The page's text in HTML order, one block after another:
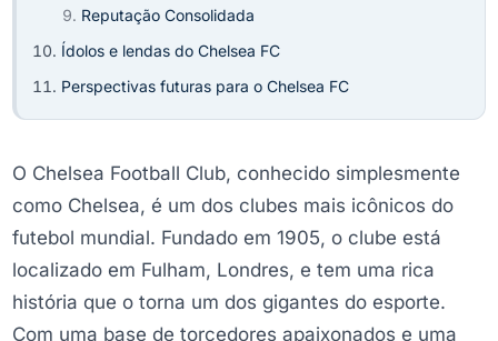
Reputação Consolidada
Ídolos e lendas do Chelsea FC
Perspectivas futuras para o Chelsea FC
O Chelsea Football Club, conhecido simplesmente
como Chelsea, é um dos clubes mais icônicos do
futebol mundial. Fundado em 1905, o clube está
localizado em Fulham, Londres, e tem uma rica
história que o torna um dos gigantes do esporte.
Com uma base de torcedores apaixonados e uma